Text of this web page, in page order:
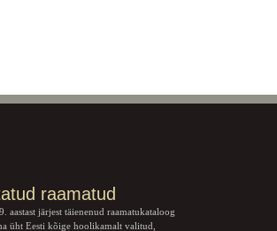
raamatud
aastast järjest täienenud raamatukataloog
üht Eesti kõige hoolikamalt valitud,